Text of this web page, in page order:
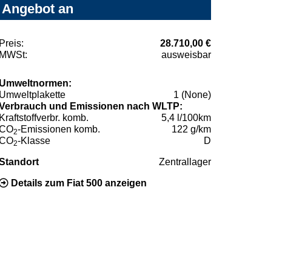
an
Preis:
28.710,00 €
MWSt:
ausweisbar
Umweltnormen:
Umweltplakette
1 (None)
und Emissionen nach WLTP:
Kraftstoffverbr. komb.
5,4 l/100km
2-Emissionen komb.
122 g/km
2-Klasse D
Zentrallager
Details zum Fiat 500 anzeigen